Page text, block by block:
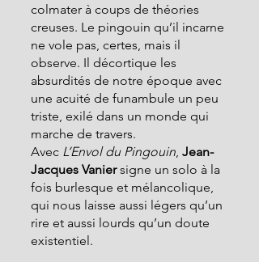
colmater à coups de théories
creuses. Le pingouin qu’il incarne
ne vole pas, certes, mais il
observe. Il décortique les
absurdités de notre époque avec
une acuité de funambule un peu
triste, exilé dans un monde qui
marche de travers.
Avec L’Envol du Pingouin Jean-
Jacques Vanier signe un solo à la
fois burlesque et mélancolique,
qui nous laisse aussi légers qu’un
rire et aussi lourds qu’un doute
existentiel.